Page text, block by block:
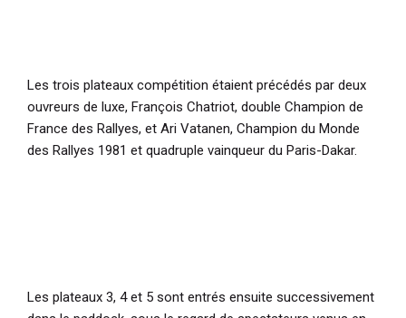
Les trois plateaux compétition étaient précédés par deux
ouvreurs de luxe, François Chatriot, double Champion de
France des Rallyes, et Ari Vatanen, Champion du Monde
des Rallyes 1981 et quadruple vainqueur du Paris-Dakar.
Les plateaux 3, 4 et 5 sont entrés ensuite successivement